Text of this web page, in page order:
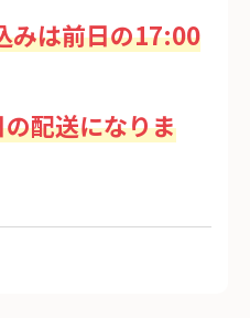
みは前日の17:00
配送になりま